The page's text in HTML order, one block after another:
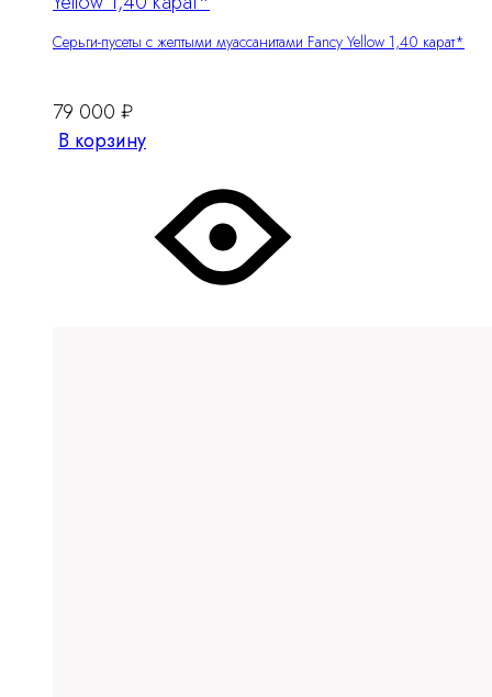
Серьги-пусеты с желтыми муассанитами Fancy Yellow 1,40 карат*
79 000 ₽
В корзину